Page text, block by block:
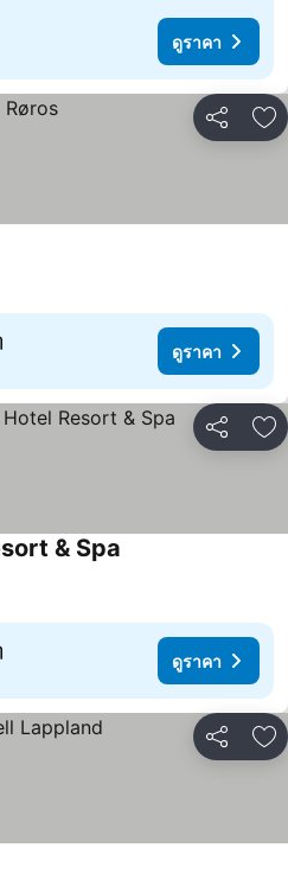
ดูราคา
แชร์ เ
ดูราคา
แชร์ เ
& Spa
ดูราคา
แชร์ เ